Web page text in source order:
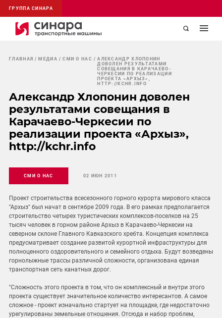
ГРУППА СИНАРА
ГЛАВНАЯ МЕДИА СМИ О НАС
АЛЕКСАНДР ХЛОПОНИН
ДОВОЛЕН РЕЗУЛЬТАТАМИ
СОВЕЩАНИЯ В КАРАЧАЕВО-
ЧЕРКЕСИИ ПО РЕАЛИЗАЦИИ
ПРОЕКТА «АРХЫЗ»,
HTTP://KCHR.INFO
Александр Хлопонин доволен
результатами совещания в
Карачаево-Черкесии по
реализации проекта «Архыз»,
http://kchr.info
СМИ О НАС 02 ИЮН 2011
Проект строительства всесезонного горного курорта мирового класса
"Архыз" был начат в сентябре 2009 года. В его рамках предполагается
строительство четырех туристических комплексов-поселков на 25
тысяч человек в горном районе Архыз в Карачаево-Черкесии на
северном склоне Главного Кавказского хребта. Концепция комплекса
предусматривает создание развитой курортной инфраструктуры для
полноценного оздоровительного и семейного отдыха. Будут возведены
горнолыжные трассы различной сложности, организована единая
транспортная сеть канатных дорог.
"Сложность этого проекта в том, что он комплексный и внутри этого
проекта существует значительное количество интересантов. А самое
сложное - проект изначально стартует на площадке, где недостаточно
урегулированы земельные отношения. Отсюда и набор проблем,